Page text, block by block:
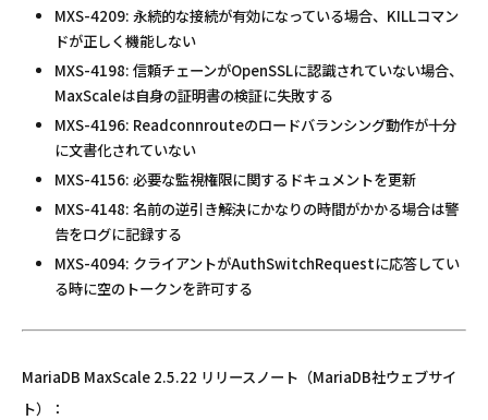
MXS-4209: 永続的な接続が有効になっている場合、KILLコマン
ドが正しく機能しない
MXS-4198: 信頼チェーンがOpenSSLに認識されていない場合、
MaxScaleは自身の証明書の検証に失敗する
MXS-4196: Readconnrouteのロードバランシング動作が十分
に文書化されていない
MXS-4156: 必要な監視権限に関するドキュメントを更新
MXS-4148: 名前の逆引き解決にかなりの時間がかかる場合は警
告をログに記録する
MXS-4094: クライアントがAuthSwitchRequestに応答してい
る時に空のトークンを許可する
MariaDB MaxScale 2.5.22 リリースノート（MariaDB社ウェブサイ
ト）：